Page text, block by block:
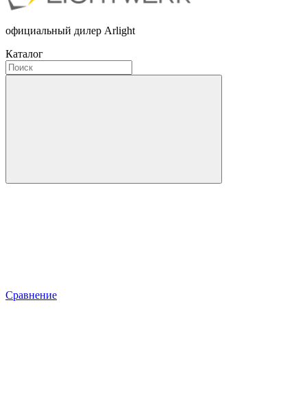
официальный дилер Arlight
Каталог
Сравнение